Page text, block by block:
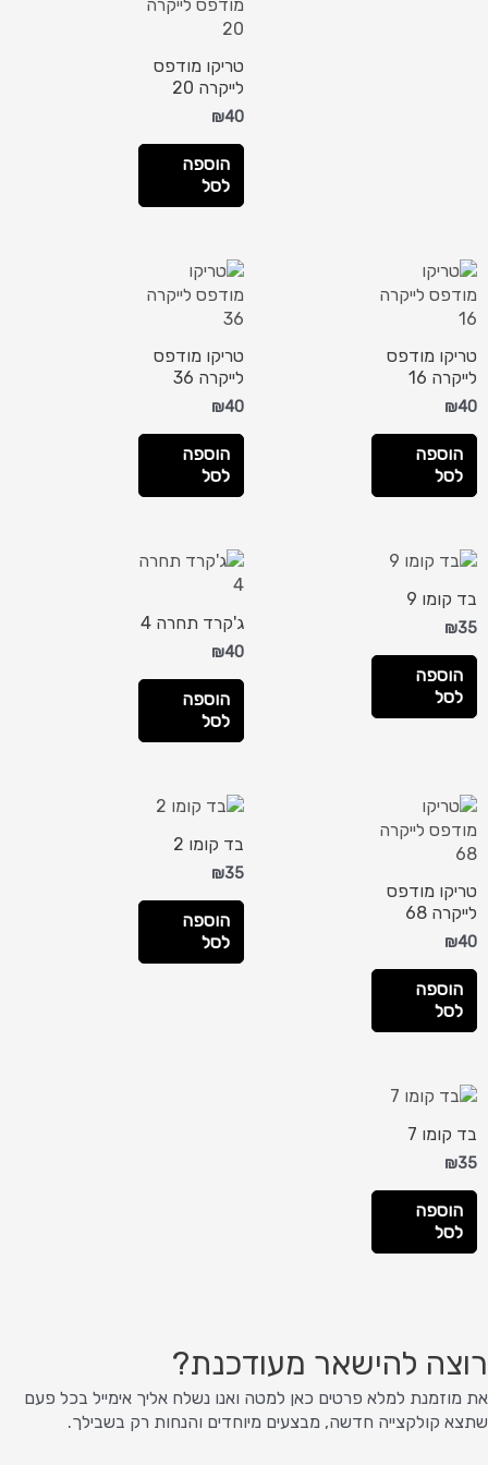
טריקו מודפס
לייקרה 20
₪40
הוספה
לסל
טריקו מודפס
לייקרה 16
₪40
הוספה
לסל
טריקו מודפס
לייקרה 36
₪40
הוספה
לסל
בד קומו 9
₪35
הוספה
לסל
ג'קרד תחרה 4
₪40
הוספה
לסל
טריקו מודפס
לייקרה 68
₪40
הוספה
לסל
בד קומו 2
₪35
הוספה
לסל
בד קומו 7
₪35
הוספה
לסל
רוצה להישאר מעודכנת?
את מוזמנת למלא פרטים כאן למטה ואנו נשלח אליך אימייל בכל פעם
שתצא קולקצייה חדשה, מבצעים מיוחדים והנחות רק בשבילך.